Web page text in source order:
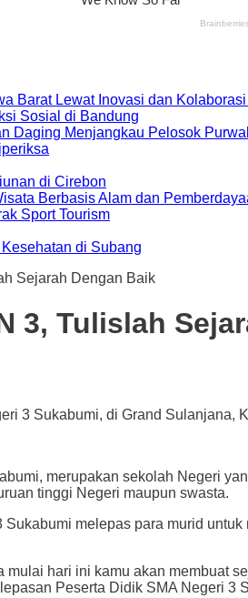
Barat Lewat Inovasi dan
Sosial di Bandung
Daging Menjangkau Pelosok
di Cirebon
Berbasis Alam dan
Sport Tourism
di Subang
Sejarah Dengan Baik
3, Tulislah
3 Sukabumi, di Grand Sulanjana,
merupakan sekolah Negeri
tinggi Negeri maupun swasta.
melepas para murid
hari ini kamu akan membuat
Peserta Didik SMA Negeri